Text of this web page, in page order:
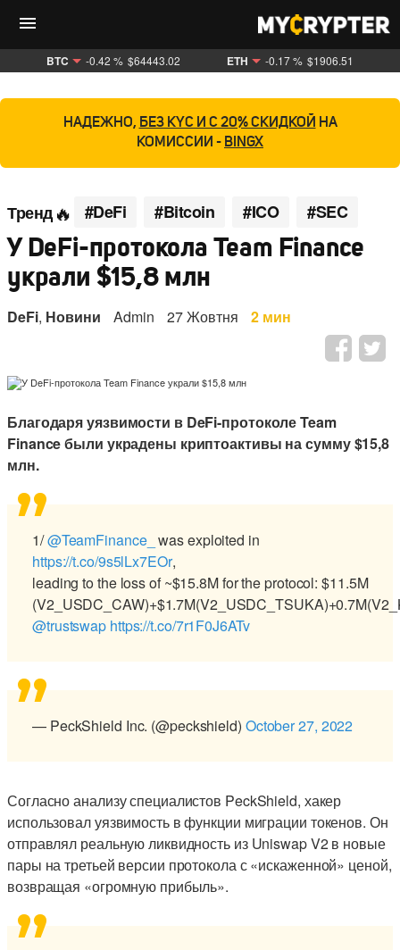
BTC -0.42 % $64443.02 ETH -0.17 % $1906.51
НАДЕЖНО, БЕЗ KYC И С 20% СКИДКОЙ НА
КОМИССИИ - BINGX
Тренд #DeFi #Bitcoin #ICO #SEC
У DeFi-протокола Team Finance
украли $15,8 млн
DeFi, Новини Admin 27 Жовтня 2 мин
Благодаря уязвимости в DeFi-протоколе Team
Finance были украдены криптоактивы на сумму $15,8
млн.
1/@TeamFinance_ was exploited in
https://t.co/9s5lLx7EOr,
leading to the loss of ~$15.8M for the protocol: $11.5M
@trustswap https://t.co/7r1F0J6ATv
— PeckShield Inc. (@peckshield) October 27, 2022
Согласно анализу специалистов PeckShield, хакер
использовал уязвимость в функции миграции токенов. Он
отправлял реальную ликвидность из Uniswap V2 в новые
пары на третьей версии протокола с «искаженной» ценой,
возвращая «огромную прибыль».